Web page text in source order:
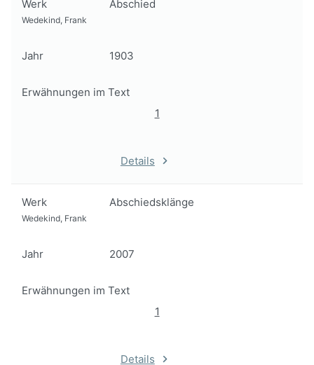
Werk Abschied
Wedekind, Frank
Jahr 1903
Erwähnungen im Text
1
Details
Werk Abschiedsklänge
Wedekind, Frank
Jahr 2007
Erwähnungen im Text
1
Details